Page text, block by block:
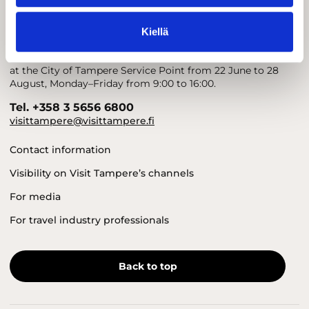
Kiellä
Visit Tampere
Monday–Friday from 10:00 to 15:00.
at the City of Tampere Service Point from 22 June to 28
August, Monday–Friday from 9:00 to 16:00.
Tel. +358 3 5656 6800
visittampere@visittampere.fi
Contact information
Visibility on Visit Tampere’s channels
For media
For travel industry professionals
Back to top